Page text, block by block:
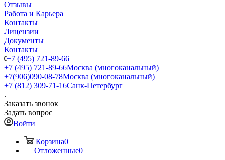
Отзывы
Работа и Карьера
Контакты
Лицензии
Документы
Контакты
+7 (495) 721-89-66
+7 (495) 721-89-66Москва (многоканальный)
+7(906)090-08-78Москва (многоканальный)
+7 (812) 309-71-16Санк-Петербург
Заказать звонок
Задать вопрос
Войти
Корзина0
Отложенные0